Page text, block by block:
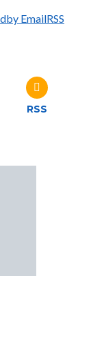
by EmailRSS
RSS